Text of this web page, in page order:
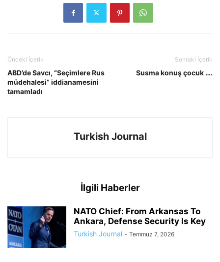
Önceki İçerik
ABD’de Savcı, “Seçimlere Rus
müdehalesi” iddianamesini
tamamladı
Sonraki İçerik
Susma konuş çocuk ….
Turkish Journal
İlgili Haberler
NATO Chief: From Arkansas To
Ankara, Defense Security Is Key
Turkish Journal - Temmuz 7, 2026